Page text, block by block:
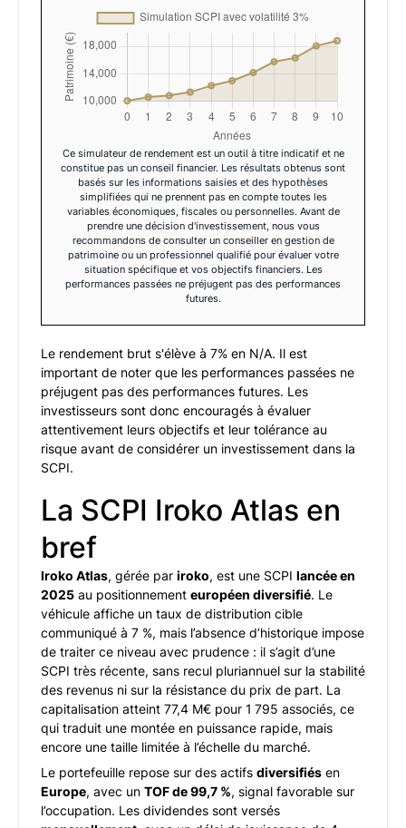
Ce simulateur de rendement est un outil à titre indicatif et ne
constitue pas un conseil financier. Les résultats obtenus sont
basés sur les informations saisies et des hypothèses
simplifiées qui ne prennent pas en compte toutes les
variables économiques, fiscales ou personnelles. Avant de
prendre une décision d'investissement, nous vous
recommandons de consulter un conseiller en gestion de
patrimoine ou un professionnel qualifié pour évaluer votre
situation spécifique et vos objectifs financiers. Les
performances passées ne préjugent pas des performances
futures.
Le rendement brut s'élève à 7% en N/A. Il est
important de noter que les performances passées ne
préjugent pas des performances futures. Les
investisseurs sont donc encouragés à évaluer
attentivement leurs objectifs et leur tolérance au
risque avant de considérer un investissement dans la
SCPI.
La SCPI Iroko Atlas en
bref
Iroko Atlas, gérée par iroko, est une SCPI lancée en
2025 au positionnement européen diversifié. Le
véhicule affiche un taux de distribution cible
communiqué à 7 %, mais l’absence d’historique impose
de traiter ce niveau avec prudence : il s’agit d’une
SCPI très récente, sans recul pluriannuel sur la stabilité
des revenus ni sur la résistance du prix de part. La
capitalisation atteint 77,4 M€ pour 1 795 associés, ce
qui traduit une montée en puissance rapide, mais
encore une taille limitée à l’échelle du marché.
Le portefeuille repose sur des actifs diversifiés en
Europe, avec un TOF de 99,7 %, signal favorable sur
l’occupation. Les dividendes sont versés